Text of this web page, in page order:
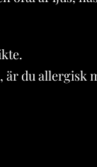
du allergisk